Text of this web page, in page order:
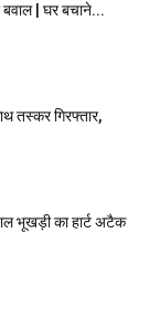
बवाल | घर बचाने...
तस्कर गिरफ्तार,
भूखड़ी का हार्ट अटैक